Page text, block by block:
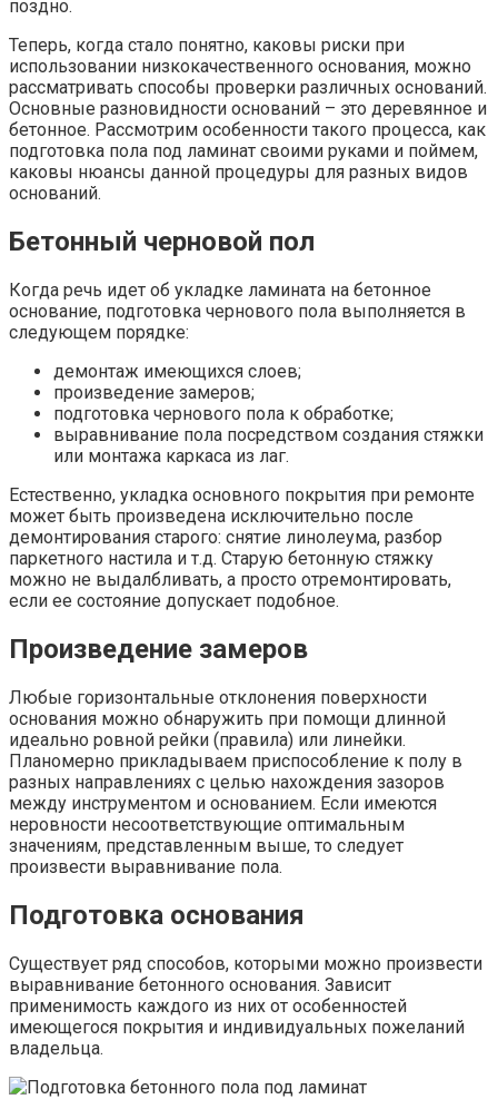
поздно.
Теперь, когда стало понятно, каковы риски при
использовании низкокачественного основания, можно
рассматривать способы проверки различных оснований.
Основные разновидности оснований – это деревянное и
бетонное. Рассмотрим особенности такого процесса, как
подготовка пола под ламинат своими руками и поймем,
каковы нюансы данной процедуры для разных видов
оснований.
Бетонный черновой пол
Когда речь идет об укладке ламината на бетонное
основание, подготовка чернового пола выполняется в
следующем порядке:
демонтаж имеющихся слоев;
произведение замеров;
подготовка чернового пола к обработке;
выравнивание пола посредством создания стяжки
или монтажа каркаса из лаг.
Естественно, укладка основного покрытия при ремонте
может быть произведена исключительно после
демонтирования старого: снятие линолеума, разбор
паркетного настила и т.д. Старую бетонную стяжку
можно не выдалбливать, а просто отремонтировать,
если ее состояние допускает подобное.
Произведение замеров
Любые горизонтальные отклонения поверхности
основания можно обнаружить при помощи длинной
идеально ровной рейки (правила) или линейки.
Планомерно прикладываем приспособление к полу в
разных направлениях с целью нахождения зазоров
между инструментом и основанием. Если имеются
неровности несоответствующие оптимальным
значениям, представленным выше, то следует
произвести выравнивание пола.
Подготовка основания
Существует ряд способов, которыми можно произвести
выравнивание бетонного основания. Зависит
применимость каждого из них от особенностей
имеющегося покрытия и индивидуальных пожеланий
владельца.